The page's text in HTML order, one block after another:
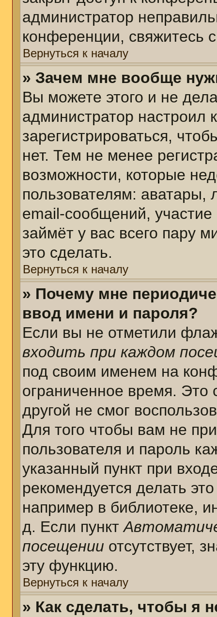
администратор
конференции, свяжитесь
Вернуться к началу
» Зачем мне вообще
Вы можете этого и не
администратор
зарегистрироваться,
нет. Тем не менее
возможности, которые
пользователям: аватары,
email-сообщений, участие
займёт у вас всего пару
это сделать.
Вернуться к началу
» Почему мне
ввод имени и пароля?
Если вы не отметили
входить при каждом
под своим именем на
ограниченное время. Это
другой не смог
Для того чтобы вам не
пользователя и пароль
указанный пункт при
рекомендуется делать
например в библиотеке,
д. Если пункт
посещении отсутствует,
эту функцию.
Вернуться к началу
» Как сделать, чтобы я